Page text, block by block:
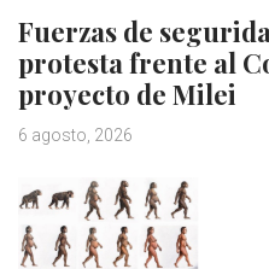
Fuerzas de
protesta frente al
proyecto de Milei
6 agosto, 2026